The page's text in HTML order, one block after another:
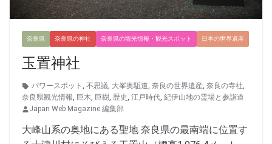
奈良県 奈良県の神社 奈良県の観光情報・観光スポット 日本の世界遺産
玉置神社
パワースポット , 不思議, 大峯奥駈道, 奈良の世界遺産, 奈良の寺社,
奈良県観光情報, 巨木, 巨樹, 歴史, 江戸時代, 紀伊山地の霊場と参詣道
Japan Web Magazine 編集部
大峰山系の奥地にある聖地 奈良県の最南端に位置す